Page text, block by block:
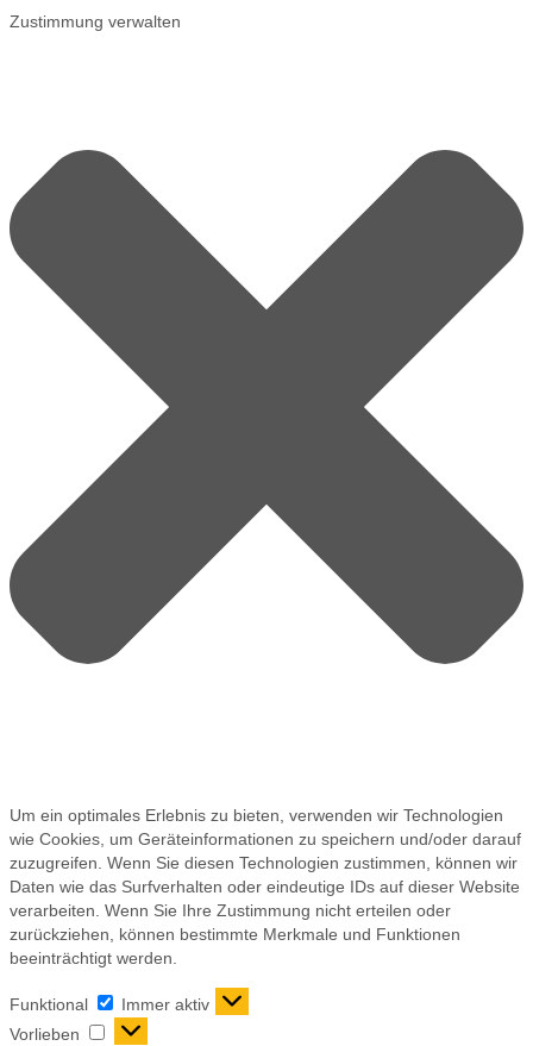
Zustimmung verwalten
Um ein optimales Erlebnis zu bieten, verwenden wir Technologien
wie Cookies, um Geräteinformationen zu speichern und/oder darauf
zuzugreifen. Wenn Sie diesen Technologien zustimmen, können wir
Daten wie das Surfverhalten oder eindeutige IDs auf dieser Website
verarbeiten. Wenn Sie Ihre Zustimmung nicht erteilen oder
zurückziehen, können bestimmte Merkmale und Funktionen
beeinträchtigt werden.
Funktional
Immer aktiv
Vorlieben